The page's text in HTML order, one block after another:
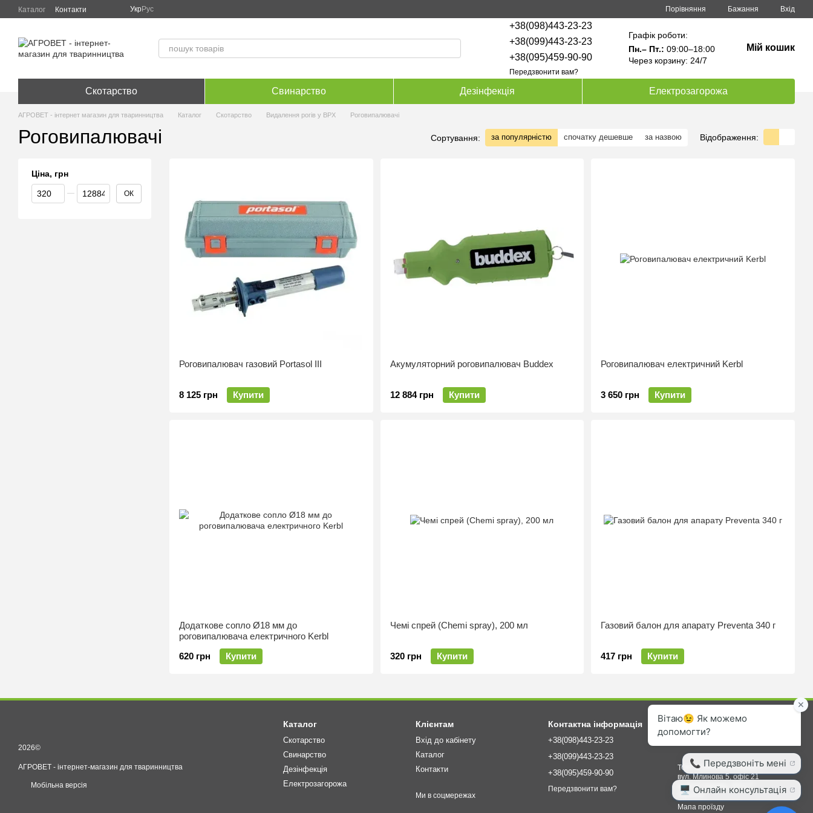
Перейти до основного контенту
Каталог Контакти УкрРус Порівняння Бажання Вхід
+38(098)443-23-23
+38(099)443-23-23
+38(095)459-90-90
Передзвонити вам?
Графік роботи:
Пн.– Пт.: 09:00–18:00
Через корзину: 24/7
Мій кошик
Скотарство Свинарство Дезінфекція Електрозагорожа
АГРОВЕТ - інтернет магазин для тваринництва Каталог Скотарство Видалення рогів у ВРХ Роговипалювачі
Роговипалювачі Сортування: за популярністю спочатку дешевше за назвою Відображення:
Роговипалювач газовий Portasol III
8 125 грн Купити
Акумуляторний роговипалювач Buddex
12 884 грн Купити
Роговипалювач електричний Kerbl
3 650 грн Купити
Додаткове сопло Ø18 мм до
роговипалювача електричного Kerbl
620 грн
Купити
Чемі спрей (Chemi spray), 200 мл
320 грн Купити
Газовий балон для апарату Preventa 340 г
417 грн Купити
Ціна, грн
Від Ціна, грн
До Ціна, грн ОК
2026©
АГРОВЕТ - інтернет-магазин для тваринництва
Мобільна версія
Каталог
Скотарство
Свинарство
Дезінфекція
Електрозагорожа
Клієнтам
Вхід до кабінету
Каталог
Контакти
Ми в соцмережах
Контактна інформація
+38(098)443-23-23
+38(099)443-23-23
+38(095)459-90-90
Передзвонити вам?
ТОВ "КОМПАНІЯ БІОВЕТ"
вул. Млинова 5, офіс 21
м. Біла Церква, 09117
Україна
Мапа проїзду